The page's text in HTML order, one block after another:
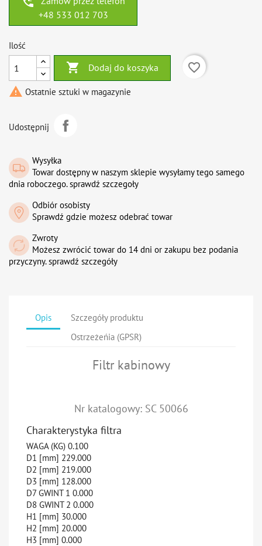
+48 533 012 703
Ilość
 Dodaj do koszyka
favorite_border
 Ostatnie sztuki w magazynie
Udostępnij
Wysyłka
Towar dostępny w naszym sklepie wysyłamy tego samego
dnia roboczego. sprawdź szczegoły
Odbiór osobisty
Sprawdź gdzie możesz odebrać towar
Zwroty
Możesz zwrócić towar do 14 dni or zakupu bez podania
przyczyny. sprawdź szczegóły
Opis
Szczegóły produktu
Ostrzeżeńia (GPSR)
Filtr kabinowy
Nr katalogowy: SC 50066
Charakterystyka filtra
WAGA (KG) 0.100
D1 [mm] 229.000
D2 [mm] 219.000
D3 [mm] 128.000
D7 GWINT 1 0.000
D8 GWINT 2 0.000
H1 [mm] 30.000
H2 [mm] 20.000
H3 [mm] 0.000